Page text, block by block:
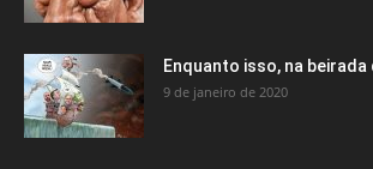
Enquanto isso, na
9 de janeiro de 2020